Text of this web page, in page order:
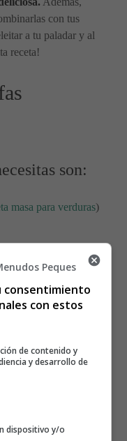
con tus
a tu paladar y al
receta!
son:
masa para verduras)
hasta llegar a las
puntas de las hojas
Peques
consentimiento
con estos
de contenido y
y desarrollo de
dispositivo y/o